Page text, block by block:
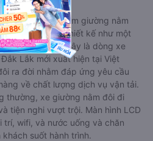
Sơn - Quảng Nam giường nằm
giường được thiết kế như một
hiện đại. Đây là dòng xe
Lắk mới xuất hiện tại Việt
ra đời nhằm đáp ứng yêu cầu
về chất lượng dịch vụ vận tải.
thường, xe giường nằm đôi đi
tiện nghi vượt trội. Màn hình LCD
trí, wifi, và nước uống và chăn
suốt hành trình.